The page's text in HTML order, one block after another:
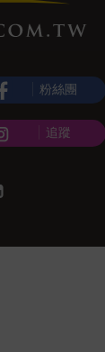
粉絲團
追蹤